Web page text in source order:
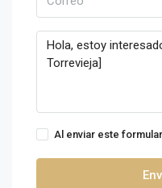
Al enviar este